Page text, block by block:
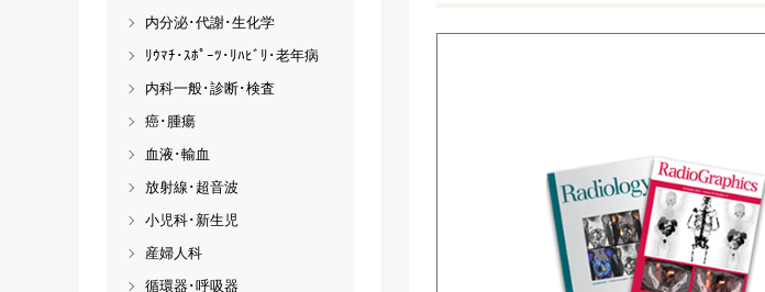
内分泌･代謝･生化学
ﾘｳﾏﾁ･ｽﾎﾟｰﾂ･ﾘﾊﾋﾞﾘ･老年病
内科一般･診断･検査
癌･腫瘍
血液･輸血
放射線･超音波
小児科･新生児
産婦人科
循環器･呼吸器